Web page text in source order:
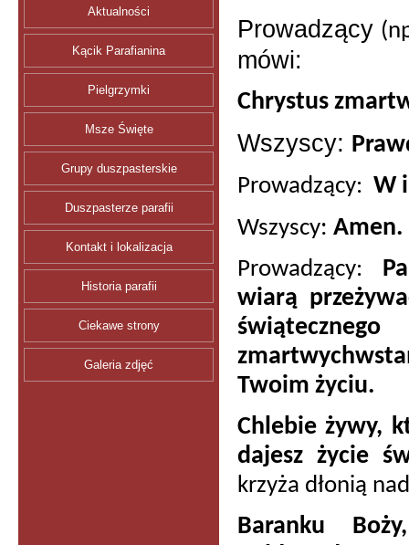
Aktualności
Kącik Parafianina
Pielgrzymki
Msze Święte
Grupy duszpasterskie
Duszpasterze parafii
Kontakt i lokalizacja
Historia parafii
Ciekawe strony
Galeria zdjęć
Prowadzący
mówi:
Chrystus
Wszyscy:
Prowadzący: W
Wszyscy: Amen.
Prowadzący:
wiarą
Twoim życiu.
Chlebie żywy,
dajesz życie
krzyża dłonią
Baranku